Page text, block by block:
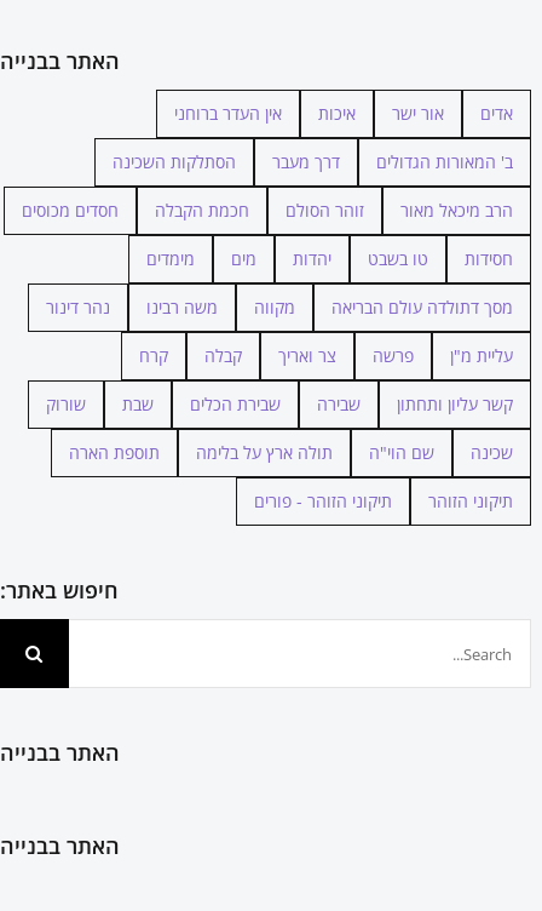
האתר בבנייה
אדים אור ישר איכות אין העדר ברוחני
ב' המאורות הגדולים דרך מעבר הסתלקות השכינה
הרב מיכאל מאור זוהר הסולם חכמת הקבלה חסדים מכוסים
חסידות טו בשבט יהדות מים מימדים
מסך דתולדה עולם הבריאה מקווה משה רבינו נהר דינור
עליית מ"ן פרשה צר ואריך קבלה קרח
קשר עליון ותחתון שבירה שבירת הכלים שבת שורוק
שכינה שם הוי"ה תולה ארץ על בלימה תוספת הארה
תיקוני הזוהר תיקוני הזוהר - פורים
חיפוש באתר:
האתר בבנייה
האתר בבנייה